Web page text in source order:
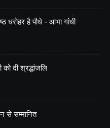
धरोहर है पौधे - आभा गांधी
को दी श्रद्धांजलि
से सम्मानित